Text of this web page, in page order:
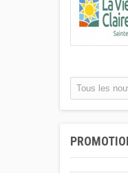
Tous les